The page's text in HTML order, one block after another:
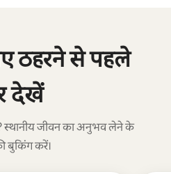
ठहरने से पहले
देखें
स्थानीय जीवन का अनुभव लेने के
बुकिंग करें।
है